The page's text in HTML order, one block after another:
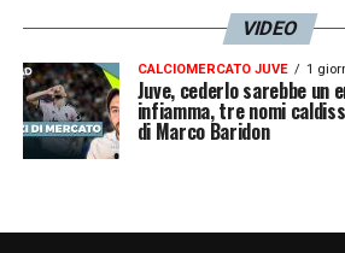
Invece i Gunners se lo
lui sventaglia soprattutto.
una topica davanti all’area di
Fagioli6
altro in verità. Dal 77′Zuelli
VIDEO
CALCIOMERCATO JUVE 1
Juve, cederlo sarebbe
infiamma, tre nomi
di Marco Baridon